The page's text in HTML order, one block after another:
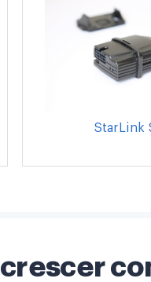
StarLink
crescer